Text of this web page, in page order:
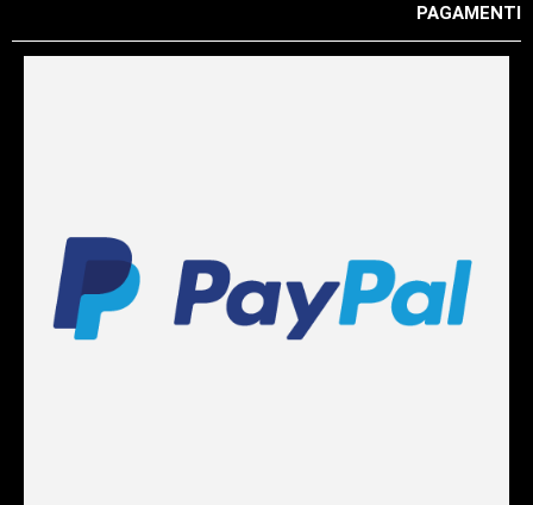
PAGAMENTI